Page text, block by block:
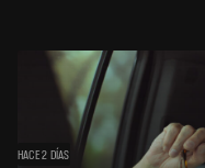
HACE 2 DÍAS